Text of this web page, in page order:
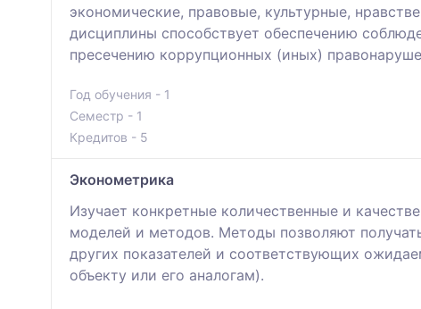
экономические, правовые, культурные,
дисциплины способствует обеспечению
пресечению коррупционных (иных)
Год обучения - 1
Семестр - 1
Кредитов - 5
Эконометрика
Изучает конкретные количественные и
моделей и методов. Методы позволяют
других показателей и соответствующих
объекту или его аналогам).